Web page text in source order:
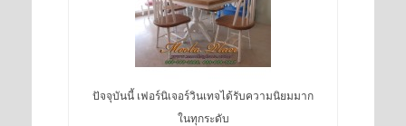
ปัจจุบันนี้ เฟอร์นิเจอร์วินเทจได้รับความนิยมมาก
ในทุกระดับ